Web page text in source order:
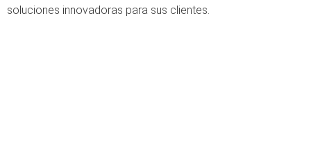
soluciones innovadoras para sus clientes.